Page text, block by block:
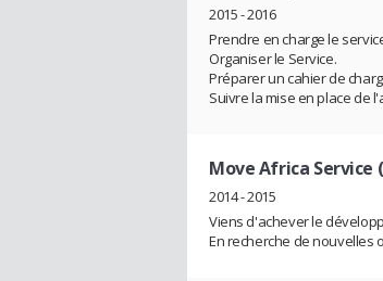
2015 - 2016
Prendre en charge le
Organiser le Service.
Préparer un cahier de
Suivre la mise en place de
Move Africa Service
2014 - 2015
Viens d'achever le
En recherche de nouvelles